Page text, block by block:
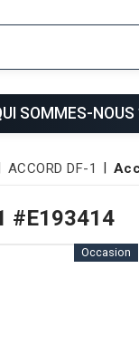
SOMMES-NOUS
ACCORD DF-1
#E193414
Occasion